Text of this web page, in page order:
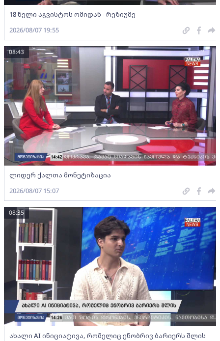
18 წელი აგვისტოს ომიდან - რეზიუმე
2026/08/07 19:55
ლიდერ ქალთა მონეტიზაცია
08:43
2026/08/07 15:07
ახალი AI ინიციატივა, რომელიც ენობრივ ბარიერს შლის
08:35